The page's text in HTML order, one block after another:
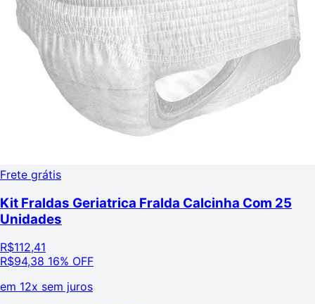
Frete grátis
Kit Fraldas Geriatrica Fralda Calcinha Com 25
Unidades
R$112,41
R$94,38 16% OFF
em 12x sem juros